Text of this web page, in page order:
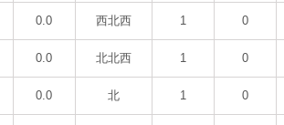
0.0 西北西 1 0
0.0 北北西 1 0
0.0 北 1 0